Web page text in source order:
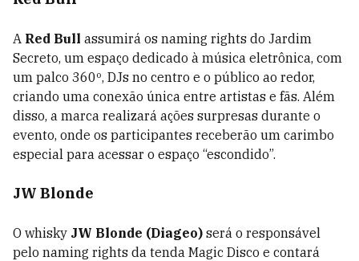
A Red Bull assumirá os naming rights do Jardim
Secreto, um espaço dedicado à música eletrônica, com
um palco 360º, DJs no centro e o público ao redor,
criando uma conexão única entre artistas e fãs. Além
disso, a marca realizará ações surpresas durante o
evento, onde os participantes receberão um carimbo
especial para acessar o espaço “escondido”.
JW Blonde
O whisky JW Blonde (Diageo) será o responsável
pelo naming rights da tenda Magic Disco e contará